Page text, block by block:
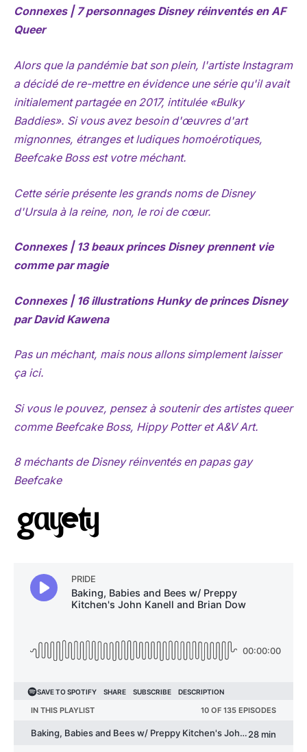
Connexes | 7 personnages Disney réinventés en AF
Queer
Alors que la pandémie bat son plein, l'artiste Instagram
a décidé de re-mettre en évidence une série qu'il avait
initialement partagée en 2017, intitulée «Bulky
Baddies». Si vous avez besoin d'œuvres d'art
mignonnes, étranges et ludiques homoérotiques,
Beefcake Boss est votre méchant.
Cette série présente les grands noms de Disney
d'Ursula à la reine, non, le roi de cœur.
Connexes | 13 beaux princes Disney prennent vie
comme par magie
Connexes | 16 illustrations Hunky de princes Disney
par David Kawena
Pas un méchant, mais nous allons simplement laisser
ça ici.
Si vous le pouvez, pensez à soutenir des artistes queer
comme Beefcake Boss, Hippy Potter et A&V Art.
8 méchants de Disney réinventés en papas gay
Beefcake